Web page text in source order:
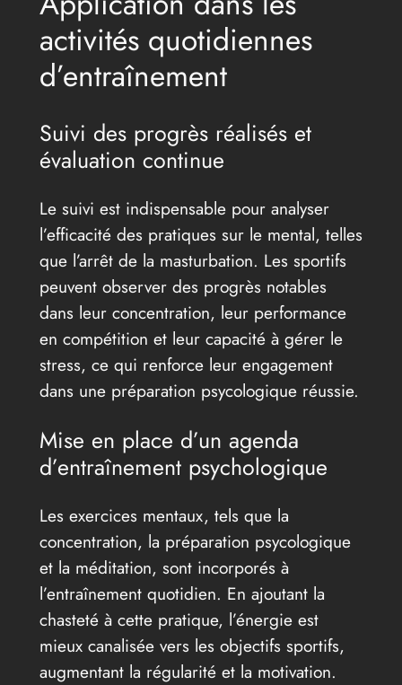
activités quotidiennes
d’entraînement
Suivi des progrès réalisés et
évaluation continue
Le suivi est indispensable pour analyser
l’efficacité des pratiques sur le mental, telles
que l’arrêt de la masturbation. Les sportifs
peuvent observer des progrès notables
dans leur concentration, leur performance
en compétition et leur capacité à gérer le
stress, ce qui renforce leur engagement
dans une préparation psycologique réussie.
Mise en place d’un agenda
d’entraînement psychologique
Les exercices mentaux, tels que la
concentration, la préparation psycologique
et la méditation, sont incorporés à
l’entraînement quotidien. En ajoutant la
chasteté à cette pratique, l’énergie est
mieux canalisée vers les objectifs sportifs,
augmentant la régularité et la motivation.